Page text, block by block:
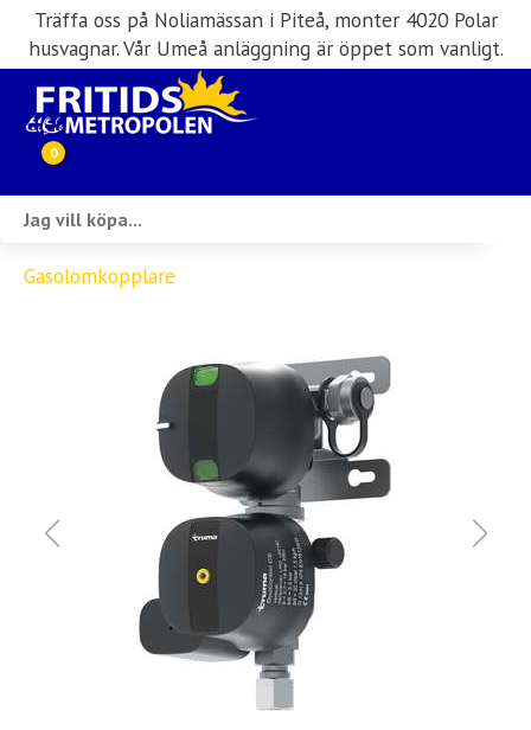
Träffa oss på Noliamässan i Piteå, monter 4020 Polar
husvagnar. Vår Umeå anläggning är öppet som vanligt.
0
Inköp & förmedling
Husbilsuthyrning
Verkstad
Gasolomkopplare